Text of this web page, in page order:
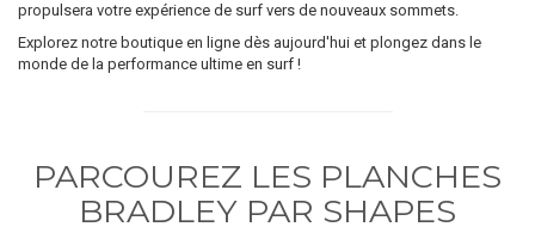
propulsera votre expérience de surf vers de nouveaux sommets.
Explorez notre boutique en ligne dès aujourd'hui et plongez dans le
monde de la performance ultime en surf !
PARCOUREZ LES PLANCHES
BRADLEY PAR SHAPES